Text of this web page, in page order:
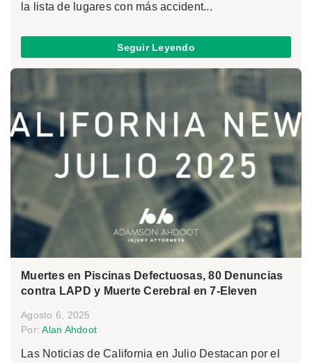
la lista de lugares con más accident...
Seguir Leyendo
Muertes en Piscinas Defectuosas, 80 Denuncias
contra LAPD y Muerte Cerebral en 7-Eleven
Agosto 6, 2025
Por:Alan Ahdoot
Las Noticias de California en Julio Destacan por el